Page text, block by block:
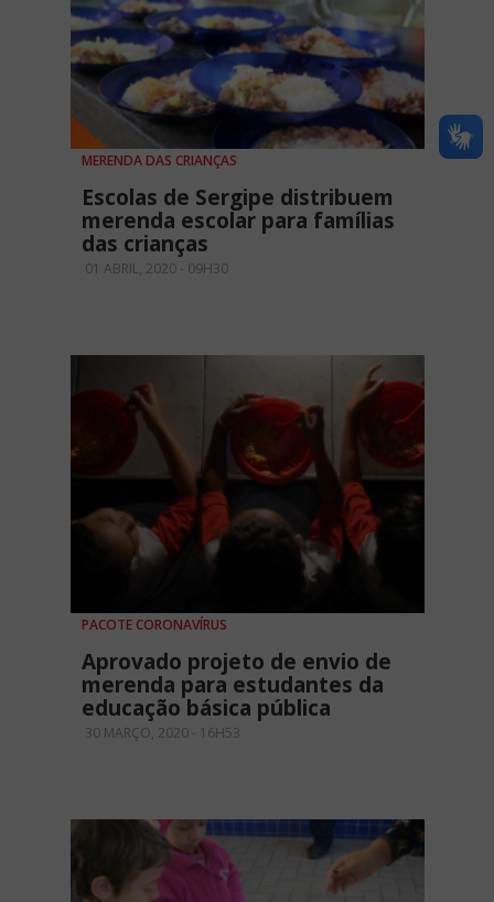
MERENDA DAS CRIANÇAS
Escolas de Sergipe distribuem
merenda escolar para famílias
das crianças
01 ABRIL, 2020 - 09H30
PACOTE CORONAVÍRUS
Aprovado projeto de envio de
merenda para estudantes da
educação básica pública
30 MARÇO, 2020 - 16H53